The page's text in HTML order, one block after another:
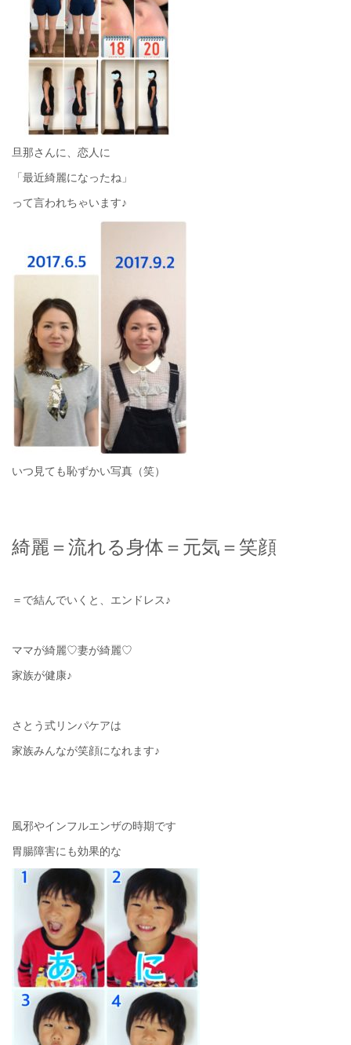
旦那さんに、恋人に
「最近綺麗になったね」
って言われちゃいます♪
いつ見ても恥ずかい写真（笑）
綺麗＝流れる身体＝元気＝笑顔
＝で結んでいくと、エンドレス♪
ママが綺麗♡妻が綺麗♡
家族が健康♪
さとう式リンパケアは
家族みんなが笑顔になれます♪
風邪やインフルエンザの時期です
胃腸障害にも効果的な